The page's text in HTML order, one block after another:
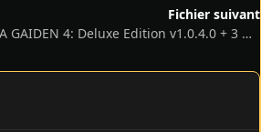
Fichier suivant
NINJA GAIDEN 4: Deluxe Edition v1.0.4.0 + 3 DLCs